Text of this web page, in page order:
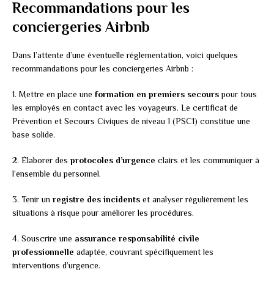
Recommandations pour les
conciergeries Airbnb
Dans l’attente d’une éventuelle réglementation, voici quelques
recommandations pour les conciergeries Airbnb :
1. Mettre en place une formation en premiers secourspour tous
les employés en contact avec les voyageurs. Le certificat de
Prévention et Secours Civiques de niveau 1 (PSC1) constitue une
base solide.
2. Élaborer des protocoles d’urgence clairs et les communiquer à
l’ensemble du personnel.
3. Tenir un registre des incidents et analyser régulièrement les
situations à risque pour améliorer les procédures.
4. Souscrire une assurance responsabilité civile
professionnelle adaptée, couvrant spécifiquement les
interventions d’urgence.